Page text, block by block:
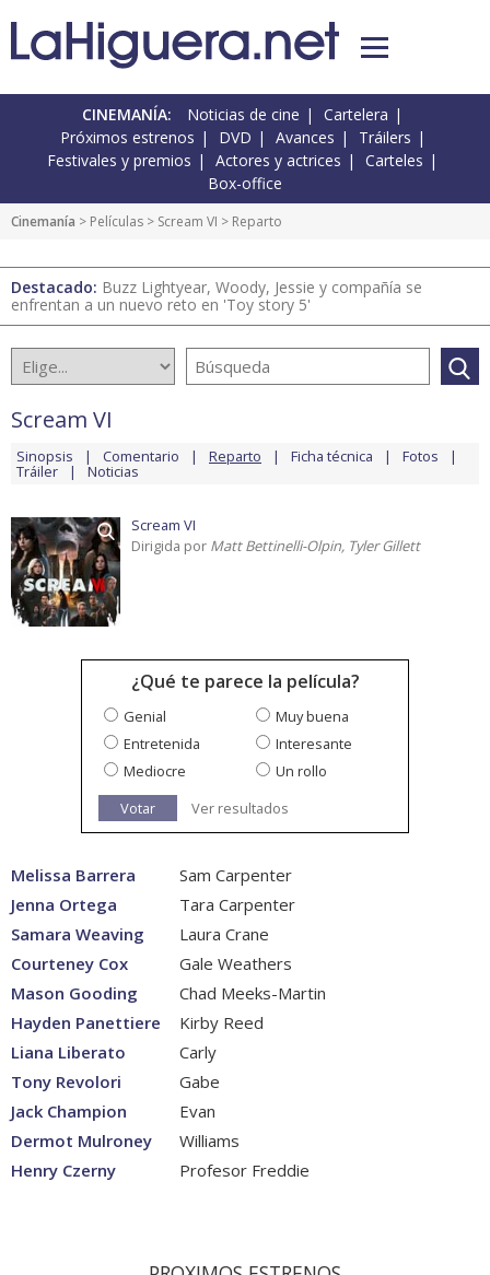
CINEMANÍA: Noticias de cine
Cartelera
Próximos estrenos
DVD Avances
Tráilers
Festivales y premios
Actores y actrices
Carteles
Box-office
Cinemanía > Películas > Scream VI > Reparto
Destacado: Buzz Lightyear, Woody, Jessie y compañía se
enfrentan a un nuevo reto en 'Toy story 5'
Scream VI
Sinopsis Comentario Reparto Ficha técnica Fotos
Tráiler Noticias
Scream VI
Dirigida por Matt Bettinelli-Olpin, Tyler Gillett
¿Qué te parece la película?
Genial
Muy buena
Entretenida
Interesante
Mediocre
Un rollo
Votar
Ver resultados
Melissa Barrera
Sam Carpenter
Jenna Ortega
Tara Carpenter
Samara Weaving
Laura Crane
Courteney Cox
Gale Weathers
Mason Gooding
Chad Meeks-Martin
Hayden Panettiere
Kirby Reed
Liana Liberato
Carly
Tony Revolori
Gabe
Jack Champion
Evan
Dermot Mulroney
Williams
Henry Czerny
Profesor Freddie